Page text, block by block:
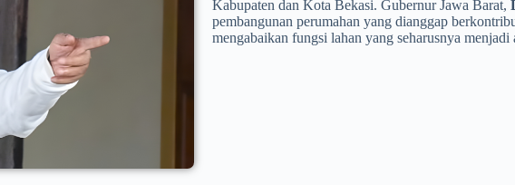
Kabupaten dan Kota Bekasi. Gubernur Jawa Barat,
pembangunan perumahan yang dianggap
mengabaikan fungsi lahan yang seharusnya menjadi